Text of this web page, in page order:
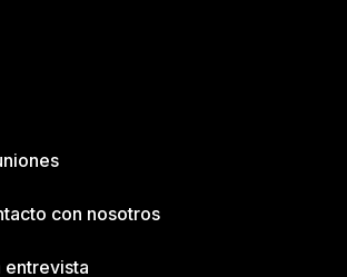
con nosotros
entrevista